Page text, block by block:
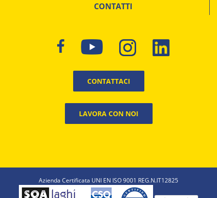
CONTATTI
CONTATTACI
LAVORA CON NOI
Azienda Certificata UNI EN ISO 9001 REG.N.IT12825